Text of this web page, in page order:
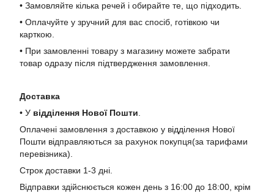
• Замовляйте кілька речей і обирайте те, що підходить.
• Оплачуйте у зручний для вас спосіб, готівкою чи
карткою.
• При замовленні товару з магазину можете забрати
товар одразу після підтвердження замовлення.
Доставка
• У відділення Нової Пошти
Оплачені замовлення з доставкою у відділення Нової
Пошти відправляються за рахунок покупця(за тарифами
перевізника).
Строк доставки 1-3 дні.
Відправки здійснюється кожен день з 16:00 до 18:00, крім